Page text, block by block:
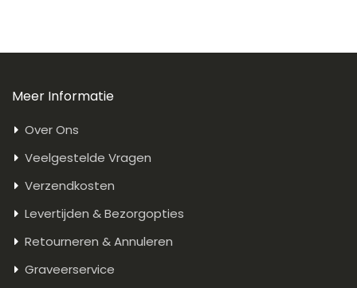
Meer Informatie
Over Ons
Veelgestelde Vragen
Verzendkosten
Levertijden & Bezorgopties
Retourneren & Annuleren
Graveerservice